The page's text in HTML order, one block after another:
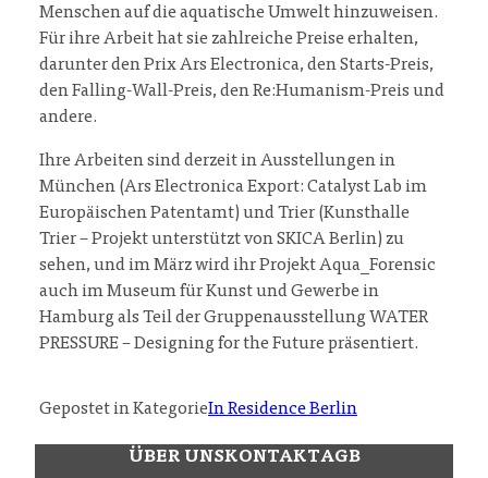
Menschen auf die aquatische Umwelt hinzuweisen.
Für ihre Arbeit hat sie zahlreiche Preise erhalten,
darunter den Prix Ars Electronica, den Starts-Preis,
den Falling-Wall-Preis, den Re:Humanism-Preis und
andere.
Ihre Arbeiten sind derzeit in Ausstellungen in
München (Ars Electronica Export: Catalyst Lab im
Europäischen Patentamt) und Trier (Kunsthalle
Trier – Projekt unterstützt von SKICA Berlin) zu
sehen, und im März wird ihr Projekt Aqua_Forensic
auch im Museum für Kunst und Gewerbe in
Hamburg als Teil der Gruppenausstellung WATER
PRESSURE – Designing for the Future präsentiert.
Gepostet in KategorieIn Residence Berlin
ÜBER UNSKONTAKTAGB